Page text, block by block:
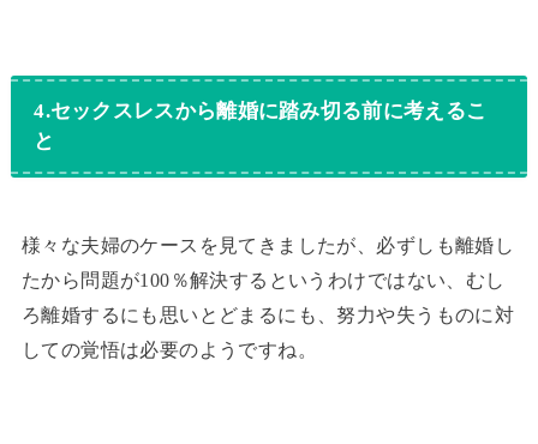
4.セックスレスから離婚に踏み切る前に考えるこ
と
様々な夫婦のケースを見てきましたが、必ずしも離婚し
たから問題が100％解決するというわけではない、むし
ろ離婚するにも思いとどまるにも、努力や失うものに対
しての覚悟は必要のようですね。